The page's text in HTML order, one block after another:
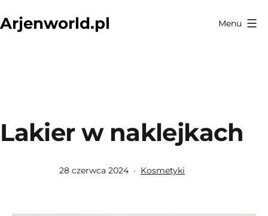
do
Arjenworld.pl Menu
Lakier w naklejkach
Opublikowano
28 czerwca 2024
Umieszczono
Kosmetyki